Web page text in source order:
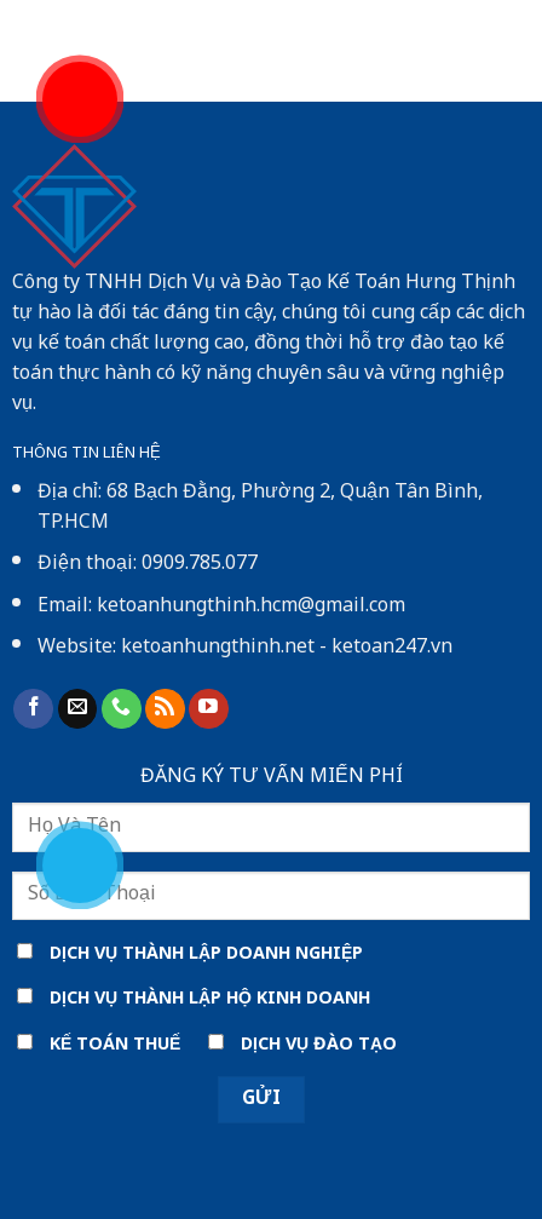
Công ty TNHH Dịch Vụ và Đào Tạo Kế Toán Hưng Thịnh
tự hào là đối tác đáng tin cậy, chúng tôi cung cấp các dịch
vụ kế toán chất lượng cao, đồng thời hỗ trợ đào tạo kế
toán thực hành có kỹ năng chuyên sâu và vững nghiệp
vụ.
THÔNG TIN LIÊN HỆ
Địa chỉ: 68 Bạch Đằng, Phường 2, Quận Tân Bình,
TP.HCM
Điện thoại: 0909.785.077
Email: ketoanhungthinh.hcm@gmail.com
Website:ketoanhungthinh.net-ketoan247.vn
ĐĂNG KÝ TƯ VẤN MIẾN PHÍ
DỊCH VỤ THÀNH LẬP DOANH NGHIỆP
DỊCH VỤ THÀNH LẬP HỘ KINH DOANH
KẾ TOÁN THUẾ
DỊCH VỤ ĐÀO TẠO